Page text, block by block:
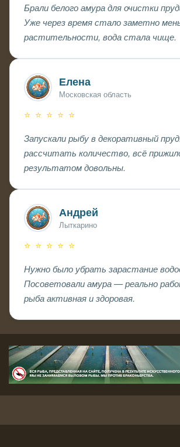
Брали белого амура для очистки
Уже через время стало заметно
растительности, вода стала чище.
Елена
Московская область
⭐ ⭐ ⭐ ⭐ ⭐
Запускали рыбу в декоративный
рассчитать количество, всё
результатом довольны.
Андрей
Лыткарино
⭐ ⭐ ⭐ ⭐ ⭐
Нужно было убрать зарастание
Посоветовали амура — реально
рыба активная и здоровая.